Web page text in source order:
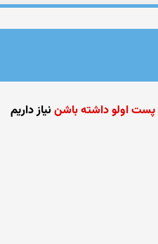
اولو داشته باشننیاز داریم